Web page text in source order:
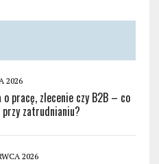
2026
o pracę, zlecenie czy B2B – co
zatrudnianiu?
2026